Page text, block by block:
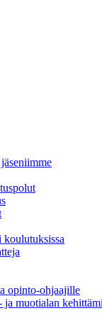
koulutuksissa
opinto-ohjaajille
muotialan